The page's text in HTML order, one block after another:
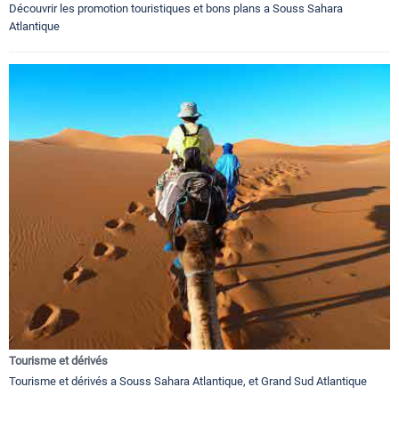
Découvrir les promotion touristiques et bons plans a Souss Sahara
Atlantique
Tourisme et dérivés
Tourisme et dérivés a Souss Sahara Atlantique, et Grand Sud Atlantique